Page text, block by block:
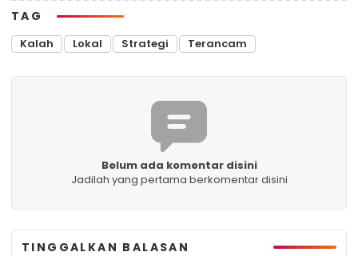
TAG
Kalah Lokal Strategi Terancam
Belum ada komentar disini
Jadilah yang pertama berkomentar disini
TINGGALKAN BALASAN